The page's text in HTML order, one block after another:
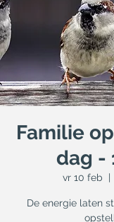
Familie
dag -
vr 10 feb
De energie laten